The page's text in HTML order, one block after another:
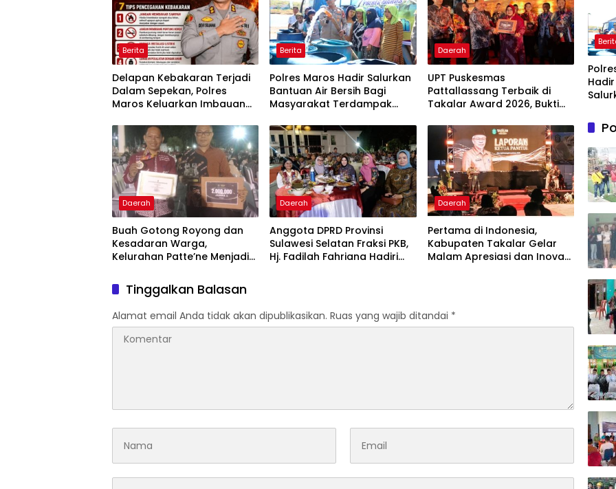
Berita
Delapan Kebakaran Terjadi
Dalam Sepekan, Polres
Maros Keluarkan Imbauan
Berita
Polres Maros Hadir Salurkan
Bantuan Air Bersih Bagi
Masyarakat Terdampak
Daerah
UPT Puskesmas
Pattallassang Terbaik di
Takalar Award 2026, Bukti
Pelayanan Kesehatan
Berkualitas
Daerah
Buah Gotong Royong dan
Kesadaran Warga,
Kelurahan Patte’ne Menjadi
Daerah
Anggota DPRD Provinsi
Sulawesi Selatan Fraksi PKB,
Hj. Fadilah Fahriana Hadiri
Apresiasi dan Inovasi Award
2026
Daerah
Pertama di Indonesia,
Kabupaten Takalar Gelar
Malam Apresiasi dan Inovasi
Tinggalkan Balasan
Alamat email Anda tidak akan dipublikasikan. Ruas yang wajib ditandai *
Timur
Hadir
Krisis